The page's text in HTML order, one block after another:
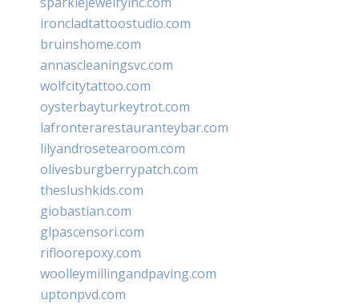
ironcladtattoostudio.com
bruinshome.com
annascleaningsvc.com
wolfcitytattoo.com
oysterbayturkeytrot.com
lafronterarestauranteybar.com
lilyandrosetearoom.com
olivesburgberrypatch.com
theslushkids.com
giobastian.com
glpascensori.com
rifloorepoxy.com
woolleymillingandpaving.com
uptonpvd.com